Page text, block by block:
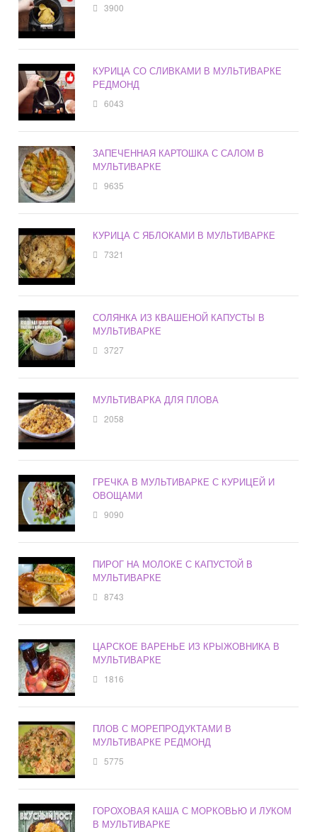
3900
КУРИЦА СО СЛИВКАМИ В МУЛЬТИВАРКЕ
РЕДМОНД
6043
ЗАПЕЧЕННАЯ КАРТОШКА С САЛОМ В
МУЛЬТИВАРКЕ
9635
КУРИЦА С ЯБЛОКАМИ В МУЛЬТИВАРКЕ
7321
СОЛЯНКА ИЗ КВАШЕНОЙ КАПУСТЫ В
МУЛЬТИВАРКЕ
3727
МУЛЬТИВАРКА ДЛЯ ПЛОВА
2058
ГРЕЧКА В МУЛЬТИВАРКЕ С КУРИЦЕЙ И
ОВОЩАМИ
9090
ПИРОГ НА МОЛОКЕ С КАПУСТОЙ В
МУЛЬТИВАРКЕ
8743
ЦАРСКОЕ ВАРЕНЬЕ ИЗ КРЫЖОВНИКА В
МУЛЬТИВАРКЕ
1816
ПЛОВ С МОРЕПРОДУКТАМИ В
МУЛЬТИВАРКЕ РЕДМОНД
5775
ГОРОХОВАЯ КАША С МОРКОВЬЮ И ЛУКОМ
В МУЛЬТИВАРКЕ